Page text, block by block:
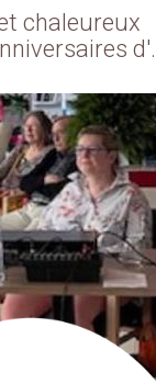
chaleureux